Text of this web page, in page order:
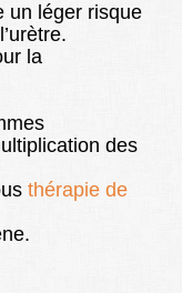
un léger risque
la
des
thérapie de